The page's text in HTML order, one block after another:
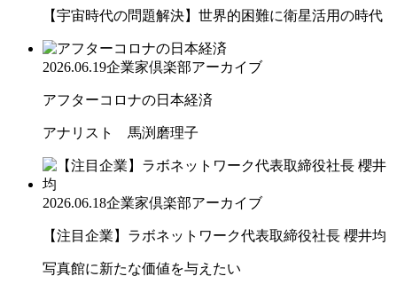
【宇宙時代の問題解決】世界的困難に衛星活用の時代
2026.06.19企業家倶楽部アーカイブ
アフターコロナの日本経済
アナリスト 馬渕磨理子
2026.06.18企業家倶楽部アーカイブ
【注目企業】ラボネットワーク代表取締役社長 櫻井均
写真館に新たな価値を与えたい